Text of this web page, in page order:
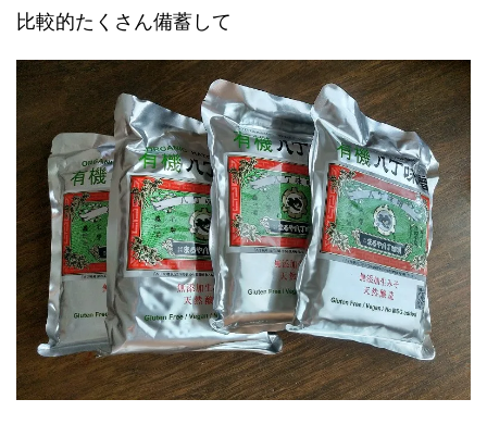
比較的たくさん備蓄して